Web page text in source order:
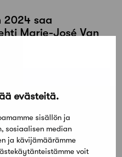
evästeitä.
sisällön ja
sosiaalisen median
ja kävijämäärämme
voit
2024 saa
Marie-José Van